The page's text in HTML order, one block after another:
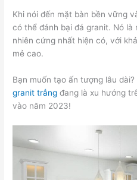
Khi nói đến mặt bàn bền vững
có thể đánh bại đá granit. Nó
nhiên cứng nhất hiện có, với
mẻ cao.
Bạn muốn tạo ấn tượng lâu
granit trắng đang là xu hướng
vào năm 2023!